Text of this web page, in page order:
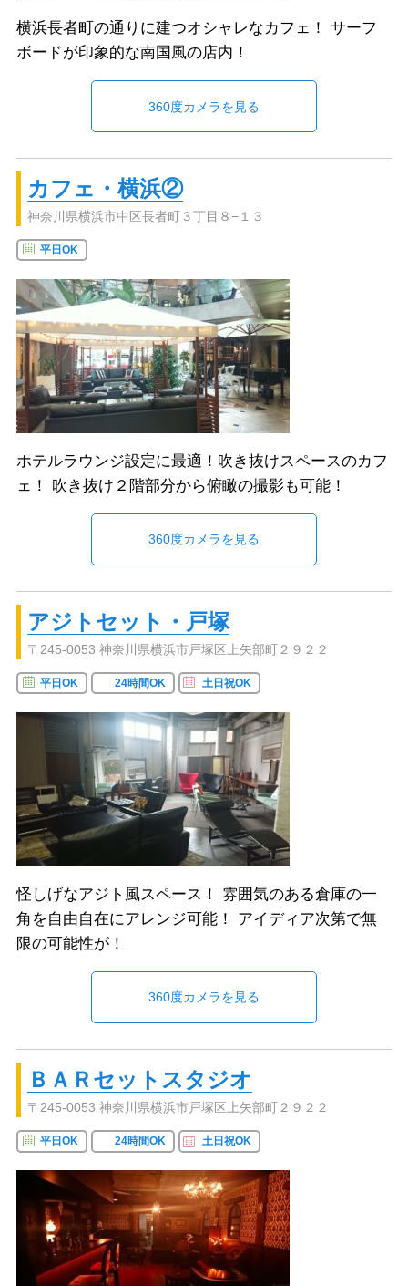
横浜長者町の通りに建つオシャレなカフェ！ サーフ
ボードが印象的な南国風の店内！
360度カメラを見る
カフェ・横浜②
神奈川県横浜市中区長者町３丁目８−１３
平日OK
ホテルラウンジ設定に最適！吹き抜けスペースのカフ
ェ！ 吹き抜け２階部分から俯瞰の撮影も可能！
360度カメラを見る
アジトセット・戸塚
〒245-0053 神奈川県横浜市戸塚区上矢部町２９２２
平日OK 24時間OK 土日祝OK
怪しげなアジト風スペース！ 雰囲気のある倉庫の一
角を自由自在にアレンジ可能！ アイディア次第で無
限の可能性が！
360度カメラを見る
ＢＡＲセットスタジオ
〒245-0053 神奈川県横浜市戸塚区上矢部町２９２２
平日OK 24時間OK 土日祝OK